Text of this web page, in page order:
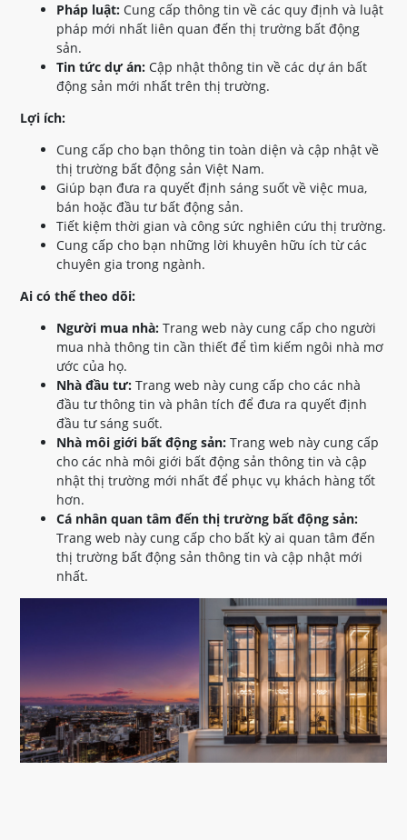
Pháp luật: Cung cấp thông tin về các quy định và luật
pháp mới nhất liên quan đến thị trường bất động
sản.
Tin tức dự án: Cập nhật thông tin về các dự án bất
động sản mới nhất trên thị trường.
Lợi ích:
Cung cấp cho bạn thông tin toàn diện và cập nhật về
thị trường bất động sản Việt Nam.
Giúp bạn đưa ra quyết định sáng suốt về việc mua,
bán hoặc đầu tư bất động sản.
Tiết kiệm thời gian và công sức nghiên cứu thị trường.
Cung cấp cho bạn những lời khuyên hữu ích từ các
chuyên gia trong ngành.
Ai có thể theo dõi:
Người mua nhà: Trang web này cung cấp cho người
mua nhà thông tin cần thiết để tìm kiếm ngôi nhà mơ
ước của họ.
Nhà đầu tư: Trang web này cung cấp cho các nhà
đầu tư thông tin và phân tích để đưa ra quyết định
đầu tư sáng suốt.
Nhà môi giới bất động sản: Trang web này cung cấp
cho các nhà môi giới bất động sản thông tin và cập
nhật thị trường mới nhất để phục vụ khách hàng tốt
hơn.
Cá nhân quan tâm đến thị trường bất động sản:
Trang web này cung cấp cho bất kỳ ai quan tâm đến
thị trường bất động sản thông tin và cập nhật mới
nhất.